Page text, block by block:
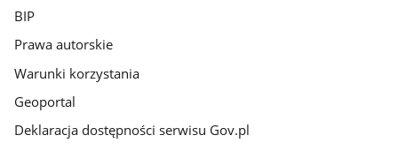
BIP
Prawa autorskie
Warunki korzystania
Geoportal
Deklaracja dostępności serwisu Gov.pl